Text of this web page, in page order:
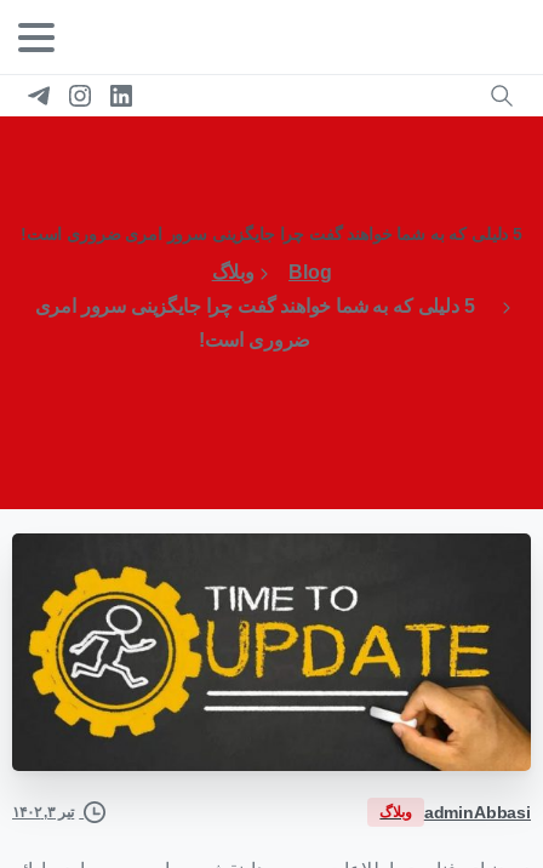
5 دلیلی که به شما خواهند گفت چرا جایگزینی سرور امری ضروری است!
Blog
وبلاگ
5 دلیلی که به شما خواهند گفت چرا جایگزینی سرور امری
ضروری است!
adminAbbasi وبلاگ تیر ۳, ۱۴۰۲